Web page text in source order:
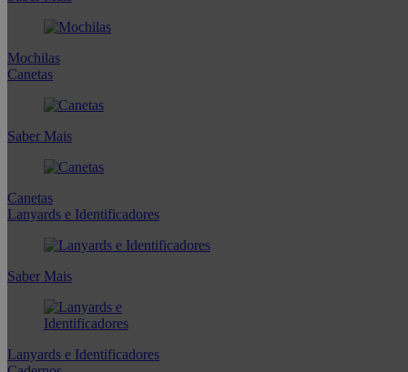
Mochilas
Canetas
Saber Mais
Canetas
Lanyards e Identificadores
Saber Mais
Lanyards e Identificadores